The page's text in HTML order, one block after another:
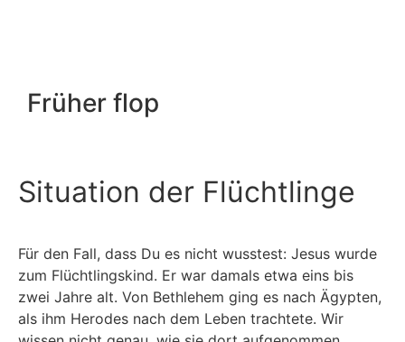
Früher flop
Situation der Flüchtlinge
Für den Fall, dass Du es nicht wusstest: Jesus wurde
zum Flüchtlingskind. Er war damals etwa eins bis
zwei Jahre alt. Von Bethlehem ging es nach Ägypten,
als ihm Herodes nach dem Leben trachtete. Wir